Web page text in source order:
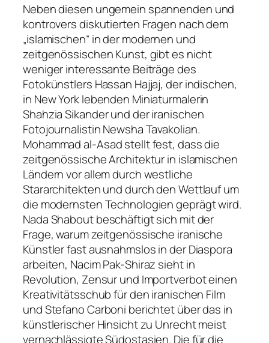
Neben diesen ungemein spannenden und
kontrovers diskutierten Fragen nach dem
„islamischen“ in der modernen und
zeitgenössischen Kunst, gibt es nicht
weniger interessante Beiträge des
Fotokünstlers Hassan Hajjaj, der indischen,
in New York lebenden Miniaturmalerin
Shahzia Sikander und der iranischen
Fotojournalistin Newsha Tavakolian.
Mohammad al-Asad stellt fest, dass die
zeitgenössische Architektur in islamischen
Ländern vor allem durch westliche
Stararchitekten und durch den Wettlauf um
die modernsten Technologien geprägt wird.
Nada Shabout beschäftigt sich mit der
Frage, warum zeitgenössische iranische
Künstler fast ausnahmslos in der Diaspora
arbeiten, Nacim Pak-Shiraz sieht in
Revolution, Zensur und Importverbot einen
Kreativitätsschub für den iranischen Film
und Stefano Carboni berichtet über das in
künstlerischer Hinsicht zu Unrecht meist
vernachlässigte Südostasien. Die für die